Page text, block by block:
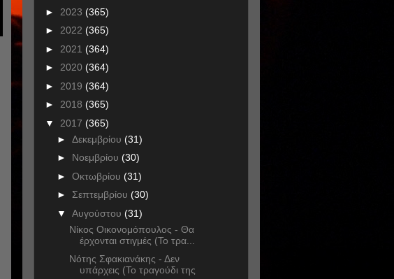
► 2023 (365)
► 2022 (365)
► 2021 (364)
► 2020 (364)
► 2019 (364)
► 2018 (365)
▼ 2017 (365)
► Δεκεμβρίου (31)
► Νοεμβρίου (30)
► Οκτωβρίου (31)
► Σεπτεμβρίου (30)
▼ Αυγούστου (31)
Νίκος Οικονομόπουλος - Θα
έρχονται στιγμές (Το τρα...
Νότης Σφακιανάκης - Δεν
υπάρχεις (Το τραγούδι της